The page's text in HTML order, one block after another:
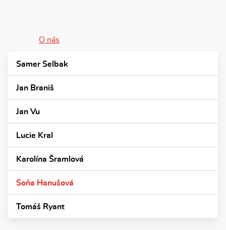
O nás
Samer Selbak
Jan Braniš
Jan Vu
Lucie Kral
Karolína Šramlová
Soňa Hanušová
Tomáš Ryant